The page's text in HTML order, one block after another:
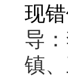
现
导
镇